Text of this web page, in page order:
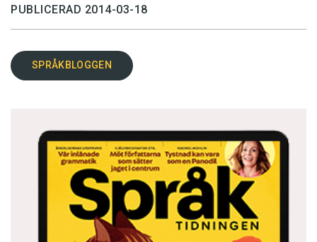
PUBLICERAD 2014-03-18
SPRÅKBLOGGEN